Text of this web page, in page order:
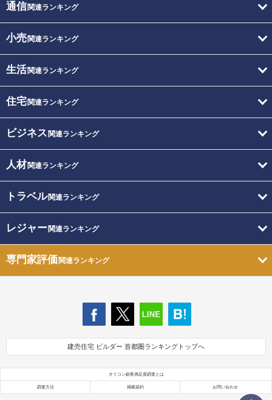
通信関連ランキング
小売関連ランキング
生活関連ランキング
住宅関連ランキング
ビジネス 関連ランキング
人材関連ランキング
トラベル関連ランキング
レジャー関連ランキング
専門家評価関連ランキング
建売住宅 ビルダー 首都圏ランキングトップへ
オリコン顧客満足度調査とは
調査方法 掲載規約 お問い合わせ